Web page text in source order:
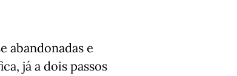
abandonadas e
já a dois passos